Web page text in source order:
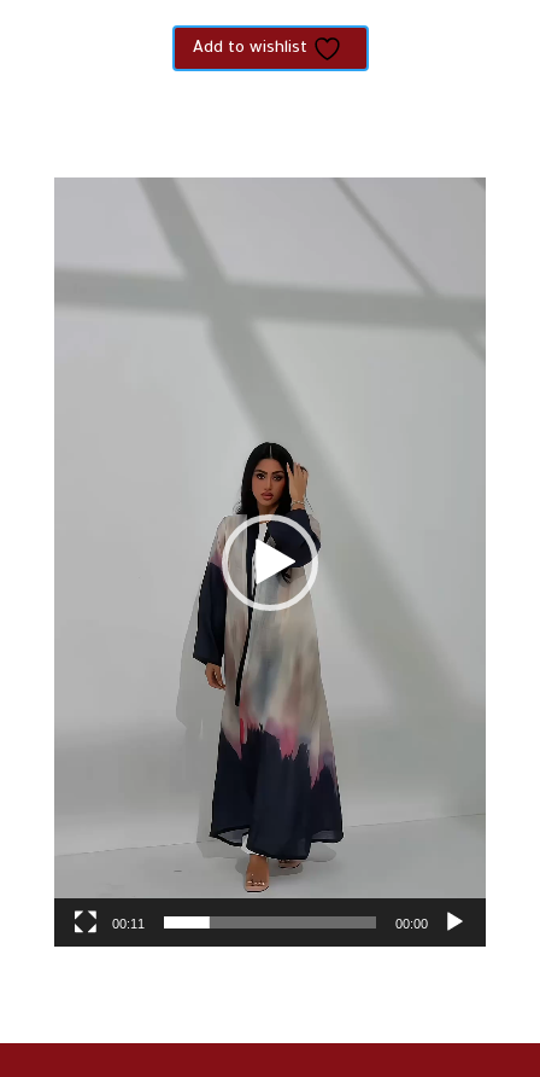
Add to wishlist
مشغل
00:00
00:11